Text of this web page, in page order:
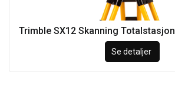
Trimble SX12 Skanning Totalstasjon
Se detaljer